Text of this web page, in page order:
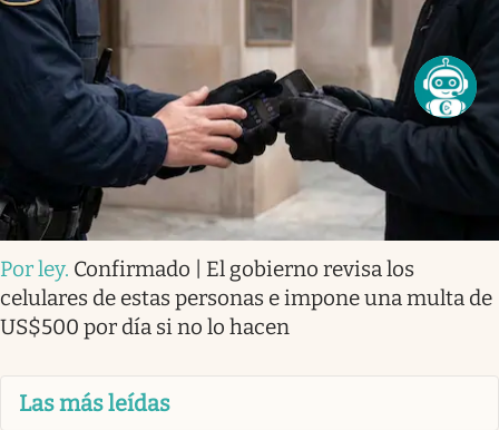
Por ley. Confirmado | El gobierno revisa los
celulares de estas personas e impone una multa de
US$500 por día si no lo hacen
Las más leídas